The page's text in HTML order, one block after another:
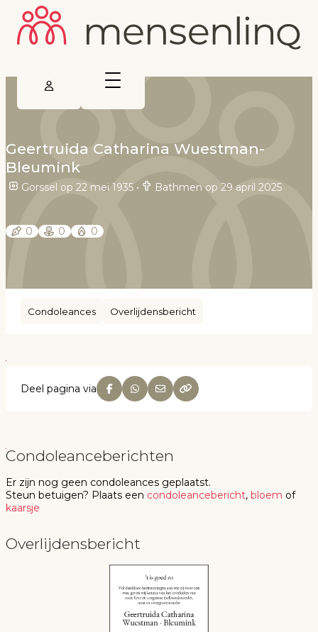
Geertruida Catharina Wuestman-
Bleumink
Gorssel op 22 mei 1935 • Bathmen op 29 april 2025
0 0 0
Condoleances Overlijdensbericht
Deel pagina via
Condoleanceberichten
Er zijn nog geen condoleances geplaatst.
Steun betuigen? Plaats een condoleancebericht, bloem of
kaarsje
Overlijdensbericht